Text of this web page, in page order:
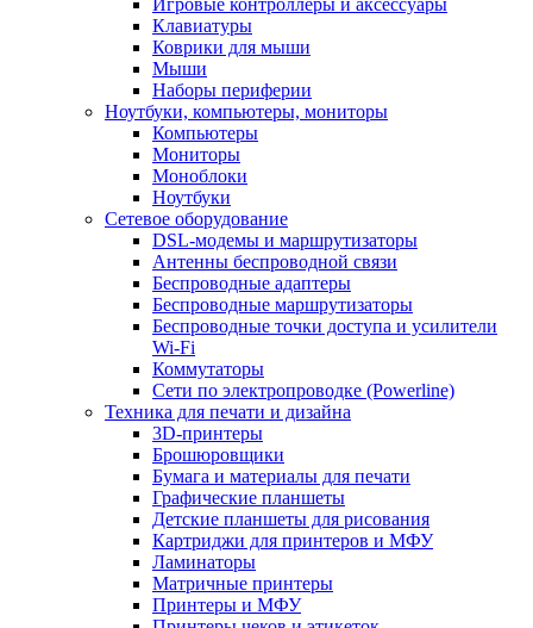
Игровые контроллеры и аксессуары
Клавиатуры
Коврики для мыши
Мыши
Наборы периферии
Ноутбуки, компьютеры, мониторы
Компьютеры
Мониторы
Моноблоки
Ноутбуки
Сетевое оборудование
DSL-модемы и маршрутизаторы
Антенны беспроводной связи
Беспроводные адаптеры
Беспроводные маршрутизаторы
Беспроводные точки доступа и усилители
Wi-Fi
Коммутаторы
Сети по электропроводке (Powerline)
Техника для печати и дизайна
3D-принтеры
Брошюровщики
Бумага и материалы для печати
Графические планшеты
Детские планшеты для рисования
Картриджи для принтеров и МФУ
Ламинаторы
Матричные принтеры
Принтеры и МФУ